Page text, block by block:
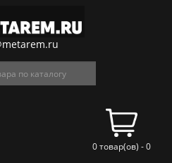
0 товар(ов) - 0